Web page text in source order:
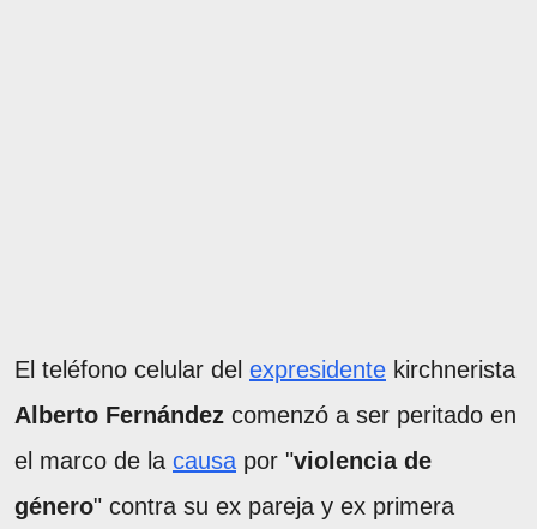
El teléfono celular del expresidente kirchnerista
Alberto Fernández comenzó a ser peritado en
el marco de la causa por "violencia de
género" contra su ex pareja y ex primera